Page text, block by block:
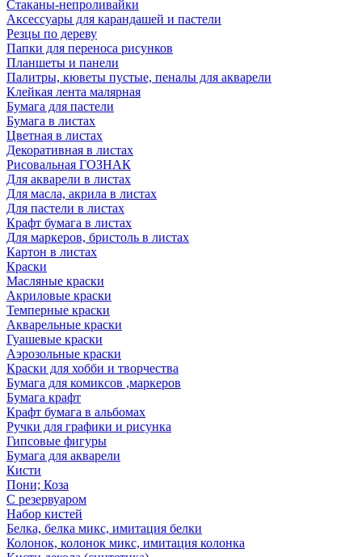
Стаканы-непроливайки
Аксессуары для карандашей и пастели
Резцы по дереву
Папки для переноса рисунков
Планшеты и панели
Палитры, кюветы пустые, пеналы для акварели
Клейкая лента малярная
Бумага для пастели
Бумага в листах
Цветная в листах
Декоративная в листах
Рисовальная ГОЗНАК
Для акварели в листах
Для масла, акрила в листах
Для пастели в листах
Крафт бумага в листах
Для маркеров, бристоль в листах
Картон в листах
Краски
Масляные краски
Акриловые краски
Темперные краски
Акварельные краски
Гуашевые краски
Аэрозольные краски
Краски для хобби и творчества
Бумага для комиксов ,маркеров
Бумага крафт
Крафт бумага в альбомах
Ручки для графики и рисунка
Гипсовые фигуры
Бумага для акварели
Кисти
Пони; Коза
С резервуаром
Набор кистей
Белка, белка микс, имитация белки
Колонок, колонок микс, имитация колонка